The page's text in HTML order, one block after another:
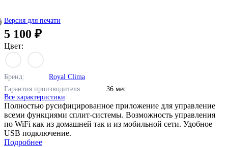
Версия для печати
5 100 ₽
Цвет:
Бренд:
Royal Clima
Гарантия производителя:
36 мес.
Все характеристики
Полностью русифицированное приложение для управление
всеми функциями сплит-системы. Возможность управления
по WiFi как из домашней так и из мобильной сети. Удобное
USB подключение.
Подробнее